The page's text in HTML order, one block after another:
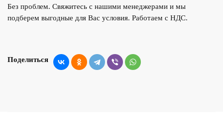
Без проблем. Свяжитесь с нашими менеджерами и мы
подберем выгодные для Вас условия. Работаем с НДС.
Поделиться